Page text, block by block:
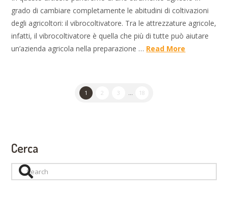
grado di cambiare completamente le abitudini di coltivazioni
degli agricoltori: il vibrocoltivatore. Tra le attrezzature agricole,
infatti, il vibrocoltivatore è quella che più di tutte può aiutare
un’azienda agricola nella preparazione … Read More
1 2 3 ... 18
Cerca
Search